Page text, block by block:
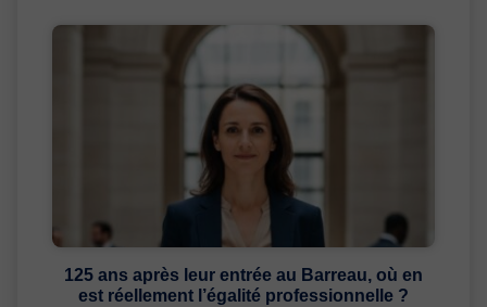
125 ans après leur entrée au Barreau, où en
est réellement l’égalité professionnelle ?